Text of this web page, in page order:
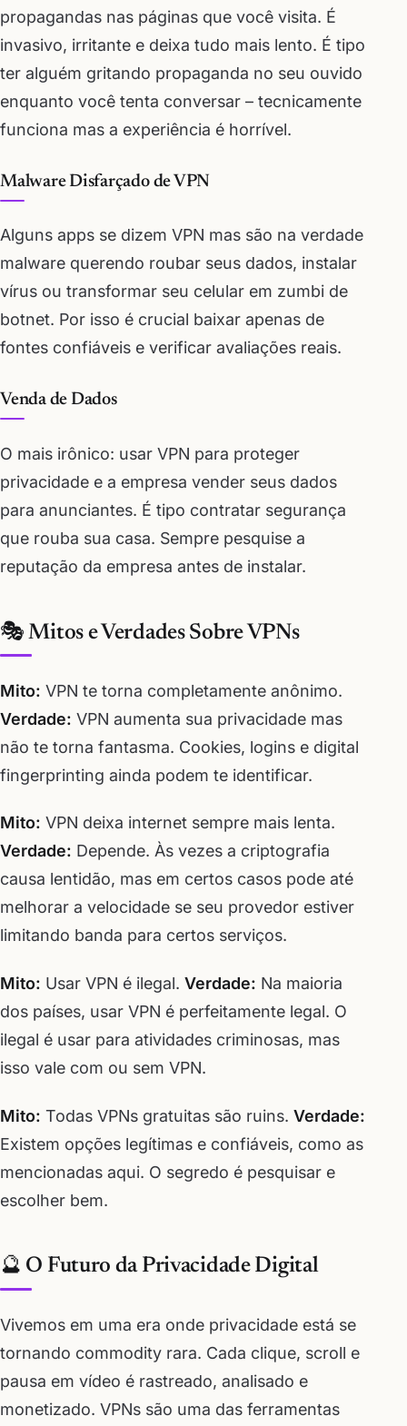
propagandas nas páginas que você visita. É
invasivo, irritante e deixa tudo mais lento. É tipo
ter alguém gritando propaganda no seu ouvido
enquanto você tenta conversar – tecnicamente
funciona mas a experiência é horrível.
Malware Disfarçado de VPN
Alguns apps se dizem VPN mas são na verdade
malware querendo roubar seus dados, instalar
vírus ou transformar seu celular em zumbi de
botnet. Por isso é crucial baixar apenas de
fontes confiáveis e verificar avaliações reais.
Venda de Dados
O mais irônico: usar VPN para proteger
privacidade e a empresa vender seus dados
para anunciantes. É tipo contratar segurança
que rouba sua casa. Sempre pesquise a
reputação da empresa antes de instalar.
🎭 Mitos e Verdades Sobre VPNs
Mito: VPN te torna completamente anônimo.
Verdade: VPN aumenta sua privacidade mas
não te torna fantasma. Cookies, logins e digital
fingerprinting ainda podem te identificar.
Mito: VPN deixa internet sempre mais lenta.
Verdade: Depende. Às vezes a criptografia
causa lentidão, mas em certos casos pode até
melhorar a velocidade se seu provedor estiver
limitando banda para certos serviços.
Mito: Usar VPN é ilegal. Verdade: Na maioria
dos países, usar VPN é perfeitamente legal. O
ilegal é usar para atividades criminosas, mas
isso vale com ou sem VPN.
Mito: Todas VPNs gratuitas são ruins. Verdade:
Existem opções legítimas e confiáveis, como as
mencionadas aqui. O segredo é pesquisar e
escolher bem.
🔮 O Futuro da Privacidade Digital
Vivemos em uma era onde privacidade está se
tornando commodity rara. Cada clique, scroll e
pausa em vídeo é rastreado, analisado e
monetizado. VPNs são uma das ferramentas